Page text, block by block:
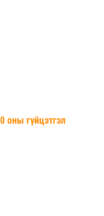
оны гүйцэтгэл